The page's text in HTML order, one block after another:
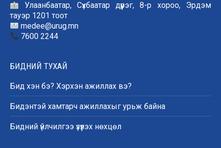
Улаанбаатар, Сүхбаатар дүүрэг, 8-р хороо, Эрдэм
тауэр 1201 тоот
medee@urug.mn
7600 2244
БИДНИЙ ТУХАЙ
Бид хэн бэ? Хэрхэн ажиллах вэ?
Бидэнтэй хамтарч ажиллахыг урьж байна
Бидний үйлчилгээ үзүүлэх нөхцөл